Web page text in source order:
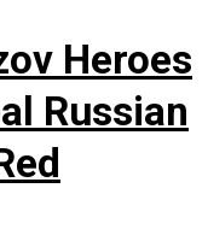
Heroes
Russian